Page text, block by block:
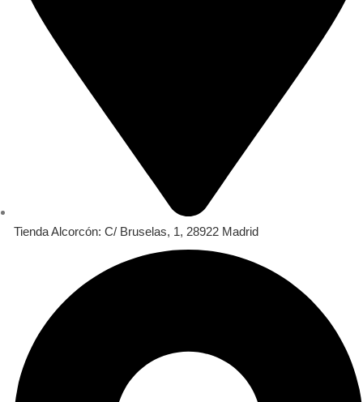
Tienda Alcorcón: C/ Bruselas, 1, 28922 Madrid